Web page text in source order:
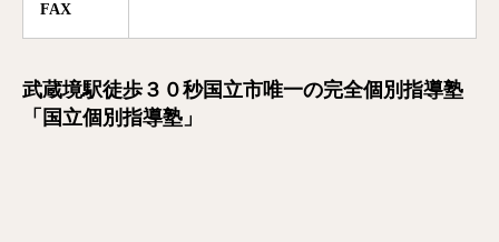
FAX
武蔵境駅徒歩３０秒国立市唯一の完全個別指導塾
「国立個別指導塾」